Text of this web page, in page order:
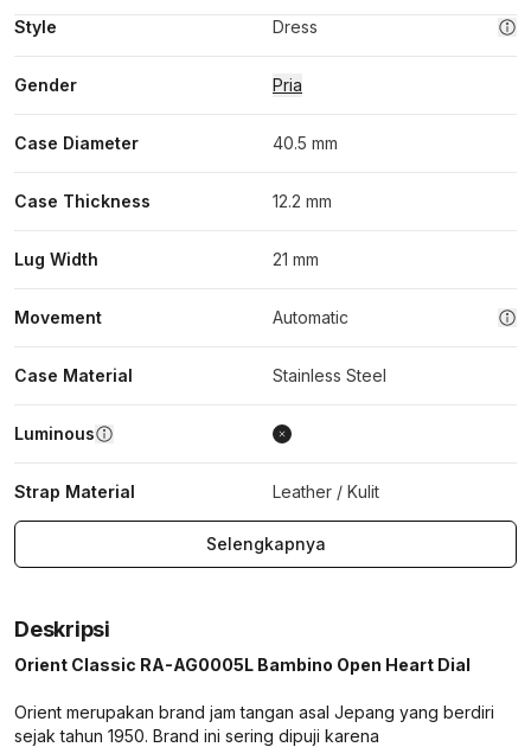
Style Dress
Gender Pria
Case Diameter 40.5 mm
Case Thickness 12.2 mm
Lug Width 21 mm
Movement Automatic
Case Material Stainless Steel
Luminous
Strap Material Leather / Kulit
Selengkapnya
Deskripsi
Orient Classic RA-AG0005L Bambino Open Heart Dial
Orient merupakan brand jam tangan asal Jepang yang berdiri
sejak tahun 1950. Brand ini sering dipuji karena